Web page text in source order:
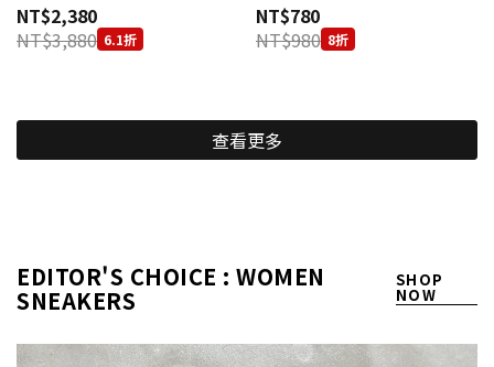
NT$2,380
NT$3,880 6.1折
NT$780
NT$980 8折
查看更多
EDITOR'S CHOICE : WOMEN
SNEAKERS
SHOP
NOW